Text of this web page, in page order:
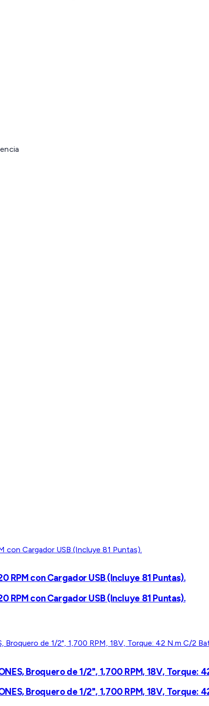
con Cargador USB (Incluye 81 Puntas).
con Cargador USB (Incluye 81 Puntas).
Broquero de 1/2", 1,700 RPM, 18V, Torque:
Broquero de 1/2", 1,700 RPM, 18V, Torque: